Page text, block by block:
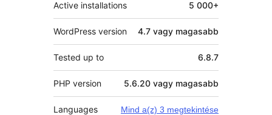
Active installations 5 000+
WordPress version 4.7 vagy magasabb
Tested up to 6.8.7
PHP version 5.6.20 vagy magasabb
Languages Mind a(z) 3 megtekintése